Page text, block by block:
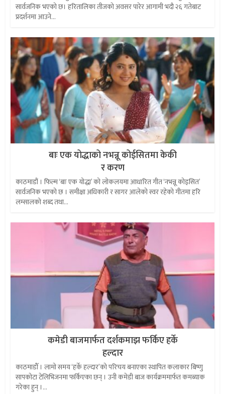
सार्वजनिक भएको छ। हरितालिका तीजको अवसर पारेर आगामी भदौ २६ गतेबाट
प्रदर्शनमा आउने...
बाः एक योद्धाको नभन्नू कोईसितमा केकी
र करण
काठमाडौं । फिल्म ‘बाः एक योद्धा’ को लोकलयमा आधारित गीत ‘नभन्नू कोइसित’
सार्वजनिक भएको छ । समीक्षा अधिकारी र सागर आलेको स्वर रहेको गीतमा हरि
लम्सालको शब्द तथा...
कमेडी बाजमार्फत दर्शकमाझ फर्किए हर्के
हल्दार
काठमाडौँ । लामो समय ‘हर्के हल्दार’को परिचय बनाएका स्थापित कलाकार बिष्णु
सापकोटा टेलिभिजनमा फर्किएका छन् । उनी कमेडी बाज कार्यक्रममार्फत कमब्याक
गरेका हुन् ।...